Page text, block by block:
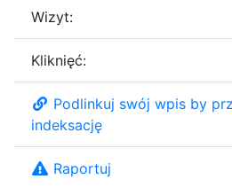
Wizyt:
Kliknięć:
Podlinkuj swój wpis by
indeksację
Raportuj